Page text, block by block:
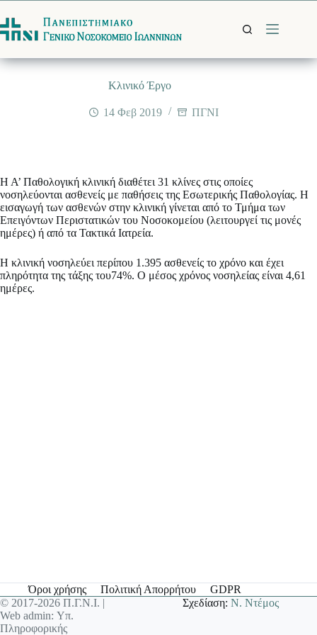
στο
περιεχόμενο
Κλινικό Έργο
14 Φεβ 2019 ΠΓΝΙ
Η Α’ Παθολογική κλινική διαθέτει 31 κλίνες στις οποίες
νοσηλεύονται ασθενείς με παθήσεις της Εσωτερικής Παθολογίας. Η
εισαγωγή των ασθενών στην κλινική γίνεται από το Τμήμα των
Επειγόντων Περιστατικών του Νοσοκομείου (λειτουργεί τις μονές
ημέρες) ή από τα Τακτικά Ιατρεία.
Η κλινική νοσηλεύει περίπου 1.395 ασθενείς το χρόνο και έχει
πληρότητα της τάξης του74%. Ο μέσος χρόνος νοσηλείας είναι 4,61
ημέρες.
Όροι χρήσης Πολιτική Απορρήτου
GDPR
© 2017-2026 Π.Γ.Ν.Ι. |
Web admin: Υπ.
Πληροφορικής
Σχεδίαση:Ν. Ντέμος